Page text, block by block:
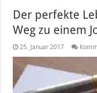
Der perfekte
Weg zu einem
25. Januar 2017